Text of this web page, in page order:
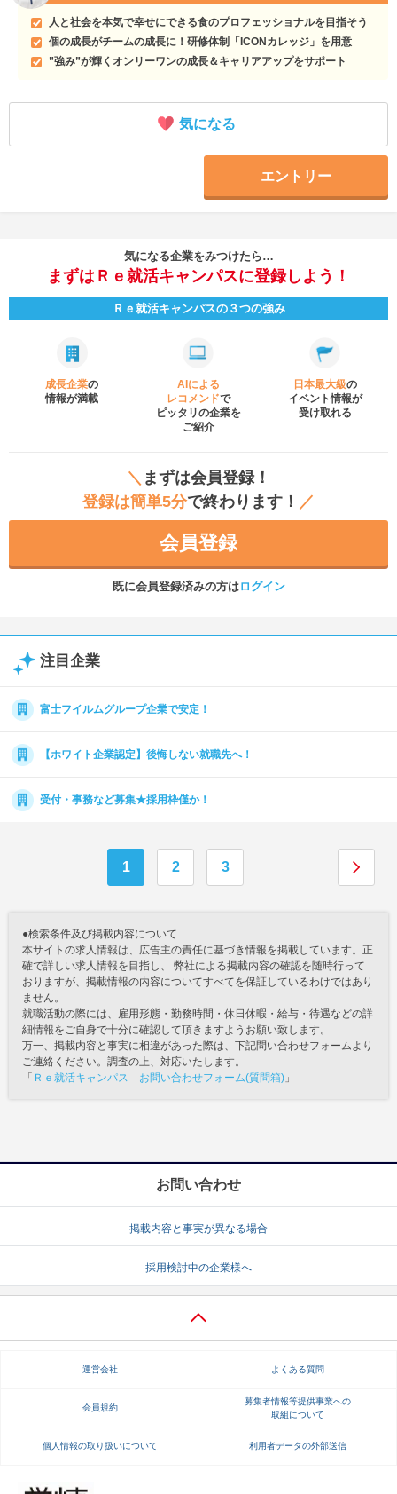
人と社会を本気で幸せにできる食のプロフェッショナルを目指そう
個の成長がチームの成長に！研修体制「ICONカレッジ」を用意
”強み”が輝くオンリーワンの成長＆キャリアアップをサポート
気になる
エントリー
気になる企業をみつけたら…
まずはＲｅ就活キャンパスに登録しよう！
Ｒｅ就活キャンパスの３つの強み
成長企業の
情報が満載
AIによる
レコメンドで
ピッタリの企業を
ご紹介
日本最大級の
イベント情報が
受け取れる
＼ まずは会員登録！
登録は簡単5分で終わります！ ／
会員登録
既に会員登録済みの方はログイン
注目企業
富士フイルムグループ企業で安定！
【ホワイト企業認定】後悔しない就職先へ！
受付・事務など募集★採用枠僅か！
1 2 3
●検索条件及び掲載内容について
本サイトの求人情報は、広告主の責任に基づき情報を掲載しています。正
確で詳しい求人情報を目指し、 弊社による掲載内容の確認を随時行って
おりますが、掲載情報の内容についてすべてを保証しているわけではあり
ません。
就職活動の際には、雇用形態・勤務時間・休日休暇・給与・待遇などの詳
細情報をご自身で十分に確認して頂きますようお願い致します。
万一、掲載内容と事実に相違があった際は、下記問い合わせフォームより
ご連絡ください。調査の上、対応いたします。
「 Ｒｅ就活キャンパス お問い合わせフォーム(質問箱) 」
お問い合わせ
掲載内容と事実が異なる場合
採用検討中の企業様へ
運営会社 よくある質問
会員規約
募集者情報等提供事業への
取組について
個人情報の取り扱いについて 利用者データの外部送信